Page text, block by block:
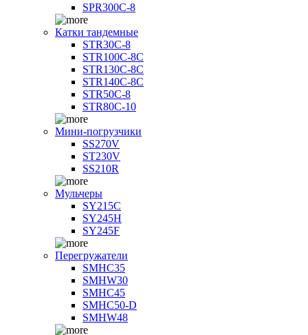
SPR300C-8
Катки тандемные
STR30C-8
STR100C-8С
STR130C-8С
STR140C-8С
STR50C-8
STR80C-10
Мини-погрузчики
SS270V
ST230V
SS210R
Мульчеры
SY215C
SY245H
SY245F
Перегружатели
SMHC35
SMHW30
SMHC45
SMHC50-D
SMHW48